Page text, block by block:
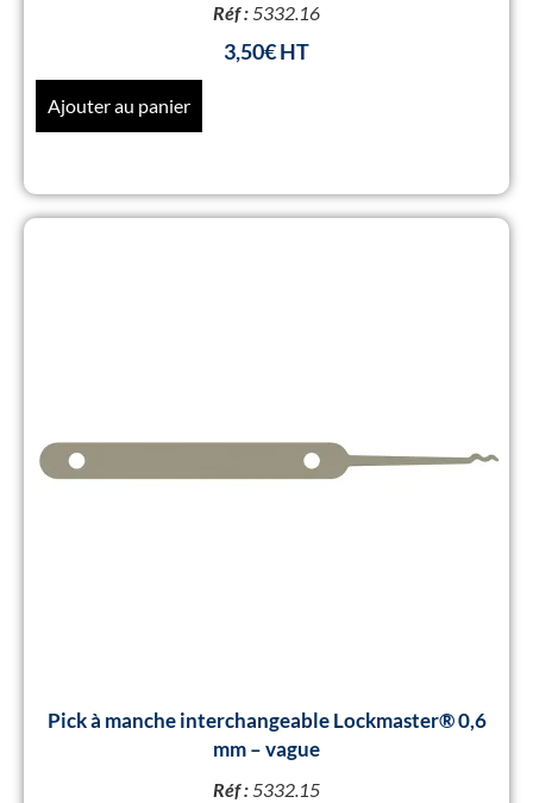
Réf :5332.16
3,50€
Ajouter au panier
Pick à manche interchangeable Lockmaster® 0,6
mm – vague
Réf :5332.15